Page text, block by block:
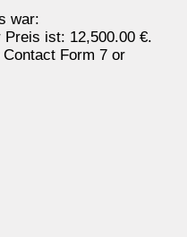
war:
Preis ist: 12,500.00 €.
Form 7 or